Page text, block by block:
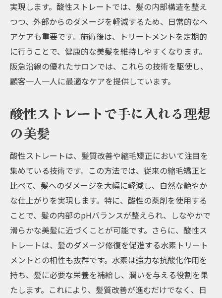
実現します。酸性ストレートでは、髪の内部構造を整え
つつ、外部からのダメージを軽減するため、日常的なヘ
アケアも重要です。施術後は、トリートメントを定期的
に行うことで、健康的な美髪を維持しやすくなります。
阪急沿線の優れたサロンでは、これらの技術を駆使し、
顧客一人一人に最適なケアを提供しています。
酸性ストレートで手に入れる理想
の美髪
酸性ストレートは、髪質改善や縮毛矯正において注目を
集めている技術です。この方法では、従来の縮毛矯正と
比べて、髪へのダメージを大幅に軽減し、自然な艶やか
な仕上がりを実現します。特に、酸性の薬剤を使用する
ことで、髪の内部のpHバランスが整えられ、しなやかで
滑らかな美髪に近づくことが可能です。さらに、酸性ス
トレートは、髪のダメージ修復を促進する水素トリート
メントとの相性も抜群です。水素は強力な抗酸化作用を
持ち、髪に必要な栄養を補給し、潤いを与える役割を果
たします。これにより、髪質改善が進むだけでなく、日